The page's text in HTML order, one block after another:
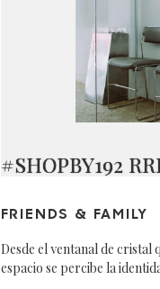
#SHOPBY192
FRIENDS & FAMILY
Desde el ventanal de
espacio se percibe la